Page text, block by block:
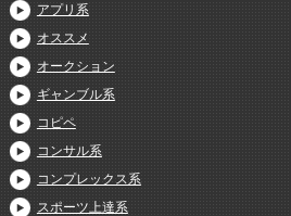
アプリ系
オススメ
オークション
ギャンブル系
コピペ
コンサル系
コンプレックス系
スポーツ上達系